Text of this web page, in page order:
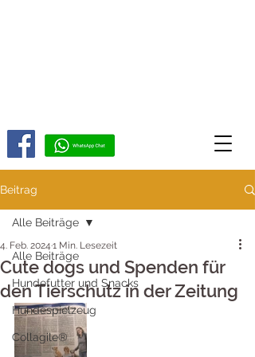
Beitrag
Alle Beiträge
Hundefutter und Snacks
Hundespielzeug
Collagile®
Alle Beiträge
Cute dogs und Spenden für
den Tierschutz in der Zeitung
4. Feb. 2024 1 Min. Lesezeit